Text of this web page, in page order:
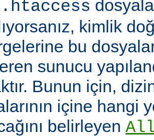
.htaccess
kimlik
bu
sunucu
Bunun için,
içine hangi
belirleyen